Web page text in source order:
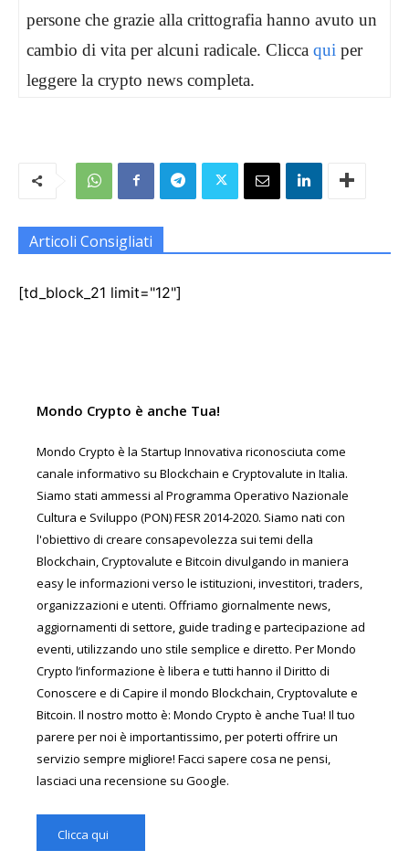
persone che grazie alla crittografia hanno avuto un
cambio di vita per alcuni radicale. Clicca qui per
leggere la crypto news completa.
Articoli Consigliati
[td_block_21 limit="12"]
Mondo Crypto è anche Tua!
Mondo Crypto è la Startup Innovativa riconosciuta come
canale informativo su Blockchain e Cryptovalute in Italia.
Siamo stati ammessi al Programma Operativo Nazionale
Cultura e Sviluppo (PON) FESR 2014-2020. Siamo nati con
l'obiettivo di creare consapevolezza sui temi della
Blockchain, Cryptovalute e Bitcoin divulgando in maniera
easy le informazioni verso le istituzioni, investitori, traders,
organizzazioni e utenti. Offriamo giornalmente news,
aggiornamenti di settore, guide trading e partecipazione ad
eventi, utilizzando uno stile semplice e diretto. Per Mondo
Crypto l’informazione è libera e tutti hanno il Diritto di
Conoscere e di Capire il mondo Blockchain, Cryptovalute e
Bitcoin. Il nostro motto è: Mondo Crypto è anche Tua! Il tuo
parere per noi è importantissimo, per poterti offrire un
servizio sempre migliore! Facci sapere cosa ne pensi,
lasciaci una recensione su Google.
Clicca qui